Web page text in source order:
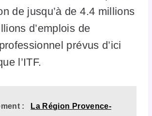
de jusqu’à de 4.4 millions
d’emplois de
prévus d’ici
l’ITF.
: La Région Provence-